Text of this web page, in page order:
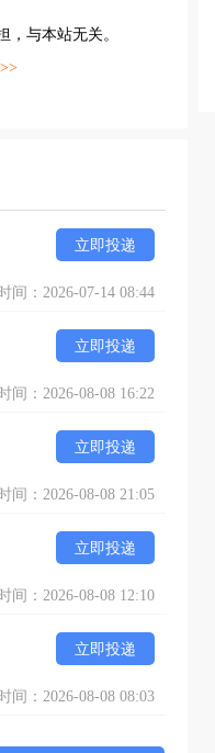
与本站无关。
立即投递
间：2026-07-14 08:44
立即投递
间：2026-08-08 16:22
立即投递
间：2026-08-08 21:05
立即投递
间：2026-08-08 12:10
立即投递
间：2026-08-08 08:03